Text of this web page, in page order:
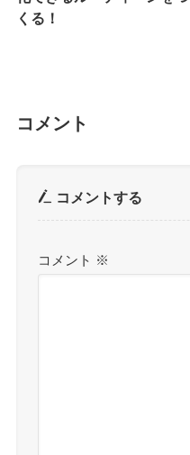
くる！
コメント
コメントする
コメント ※